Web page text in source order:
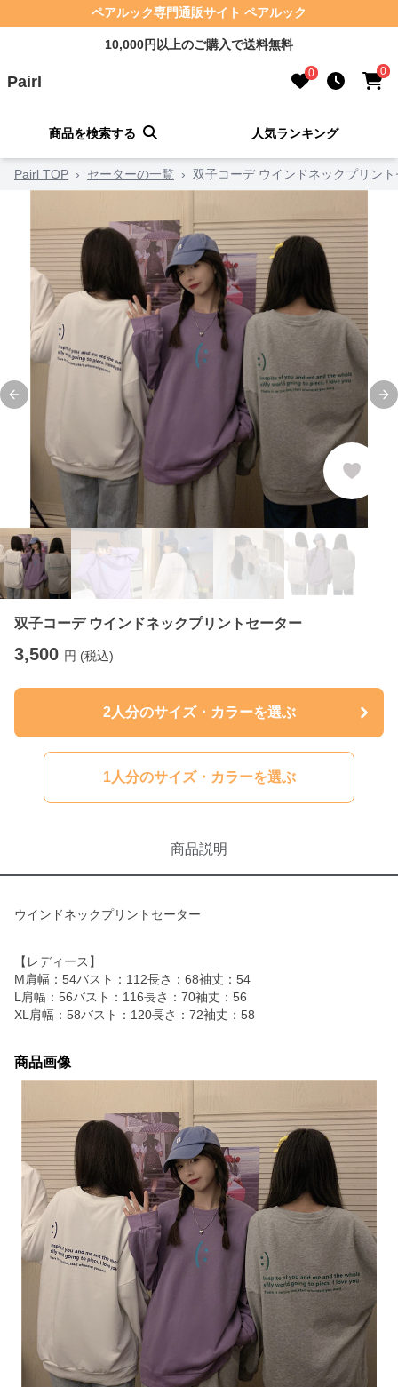
ペアルック専門通販サイト ペアルック
10,000円以上のご購入で送料無料
Pairl 0 0
商品を検索する 人気ランキング
Pairl TOP › セーターの一覧 › 双子コーデ ウインドネックプリン
Previous slide
双子コーデ ウインドネックプリントセーター
3,500 円 (税込)
2人分のサイズ・カラーを選ぶ
1人分のサイズ・カラーを選ぶ
商品説明
ウインドネックプリントセーター
【レディース】
M肩幅：54バスト：112長さ：68袖丈：54
L肩幅：56バスト：116長さ：70袖丈：56
XL肩幅：58バスト：120長さ：72袖丈：58
商品画像